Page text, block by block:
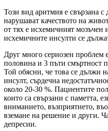
Този вид аритмия е свързана
нарушават качеството на
от тях е исхемичният мозъчен
исхемичните инсулти се
Друг много сериозен проблем
половина и 3 пъти смъртност
Той обясни, че това се дължи
инсулт, сърдечна
около 20-30 %. Пациентите
които са свързани с паметта,
вниманието, възприятието,
вземане на решение и други.
депресии.